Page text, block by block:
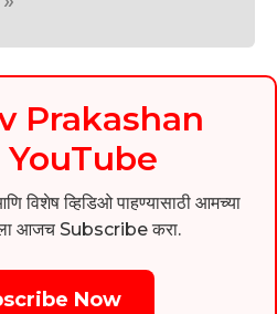
Prakashan
विशेष व्हिडिओ पाहण्यासाठी आमच्या
आजच Subscribe करा.
Now